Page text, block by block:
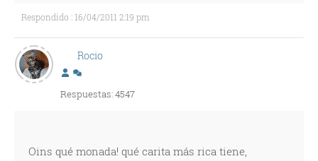
Respondido : 16/04/2011 2:19 pm
Rocio
Respuestas: 4547
Oins qué monada! qué carita más rica tiene,